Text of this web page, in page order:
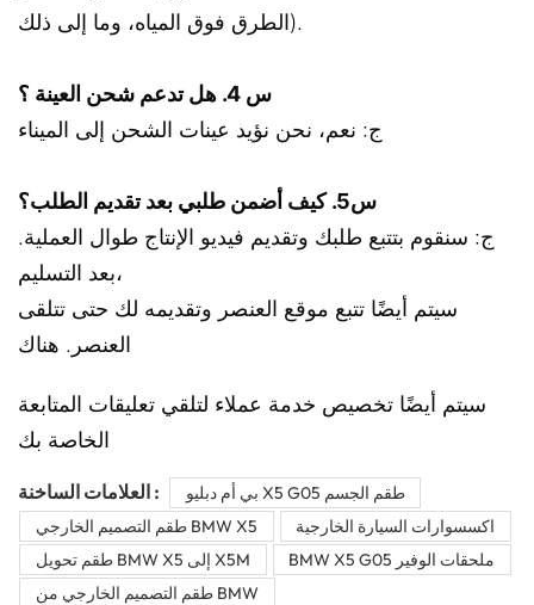
الطرق فوق المياه، وما إلى ذلك).
س 4. هل تدعم شحن العينة ؟
ج: نعم، نحن نؤيد عينات الشحن إلى الميناء
س5. كيف أضمن طلبي بعد تقديم الطلب؟
ج: سنقوم بتتبع طلبك وتقديم فيديو الإنتاج طوال العملية.
بعد التسليم،
سيتم أيضًا تتبع موقع العنصر وتقديمه لك حتى تتلقى
العنصر. هناك
سيتم أيضًا تخصيص خدمة عملاء لتلقي تعليقات المتابعة
الخاصة بك
العلامات الساخنة :
بي أم دبليو X5 G05 طقم الجسم
طقم التصميم الخارجي BMW X5
اكسسوارات السيارة الخارجية
طقم تحويل BMW X5 إلى X5M
BMW X5 G05 ملحقات الوفير
طقم التصميم الخارجي من BMW